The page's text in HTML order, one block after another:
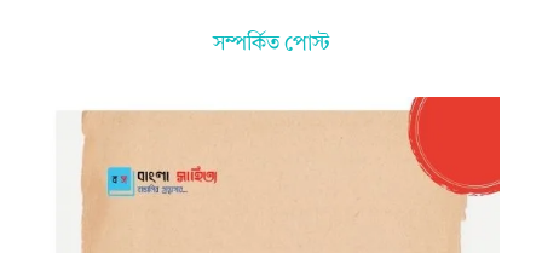
সম্পর্কিত পোস্ট